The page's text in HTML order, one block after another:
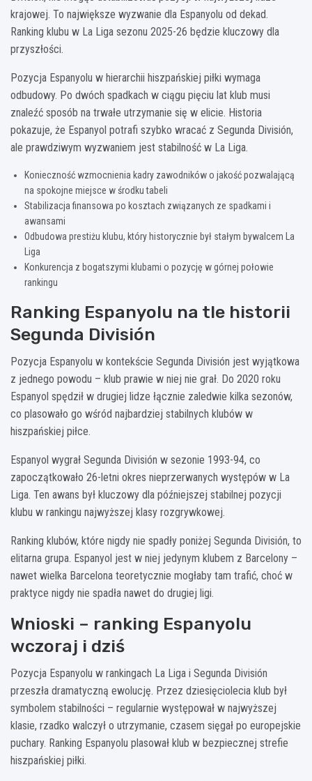
krajowej. To największe wyzwanie dla Espanyolu od dekad.
Ranking klubu w La Liga sezonu 2025-26 będzie kluczowy dla
przyszłości.
Pozycja Espanyolu w hierarchii hiszpańskiej piłki wymaga
odbudowy. Po dwóch spadkach w ciągu pięciu lat klub musi
znaleźć sposób na trwałe utrzymanie się w elicie. Historia
pokazuje, że Espanyol potrafi szybko wracać z Segunda División,
ale prawdziwym wyzwaniem jest stabilność w La Liga.
Konieczność wzmocnienia kadry zawodników o jakość pozwalającą
na spokojne miejsce w środku tabeli
Stabilizacja finansowa po kosztach związanych ze spadkami i
awansami
Odbudowa prestiżu klubu, który historycznie był stałym bywalcem La
Liga
Konkurencja z bogatszymi klubami o pozycję w górnej połowie
rankingu
Ranking Espanyolu na tle historii
Segunda División
Pozycja Espanyolu w kontekście Segunda División jest wyjątkowa
z jednego powodu – klub prawie w niej nie grał. Do 2020 roku
Espanyol spędził w drugiej lidze łącznie zaledwie kilka sezonów,
co plasowało go wśród najbardziej stabilnych klubów w
hiszpańskiej piłce.
Espanyol wygrał Segunda División w sezonie 1993-94, co
zapoczątkowało 26-letni okres nieprzerwanych występów w La
Liga. Ten awans był kluczowy dla późniejszej stabilnej pozycji
klubu w rankingu najwyższej klasy rozgrywkowej.
Ranking klubów, które nigdy nie spadły poniżej Segunda División, to
elitarna grupa. Espanyol jest w niej jedynym klubem z Barcelony –
nawet wielka Barcelona teoretycznie mogłaby tam trafić, choć w
praktyce nigdy nie spadła nawet do drugiej ligi.
Wnioski – ranking Espanyolu
wczoraj i dziś
Pozycja Espanyolu w rankingach La Liga i Segunda División
przeszła dramatyczną ewolucję. Przez dziesięciolecia klub był
symbolem stabilności – regularnie występował w najwyższej
klasie, rzadko walczył o utrzymanie, czasem sięgał po europejskie
puchary. Ranking Espanyolu plasował klub w bezpiecznej strefie
hiszpańskiej piłki.